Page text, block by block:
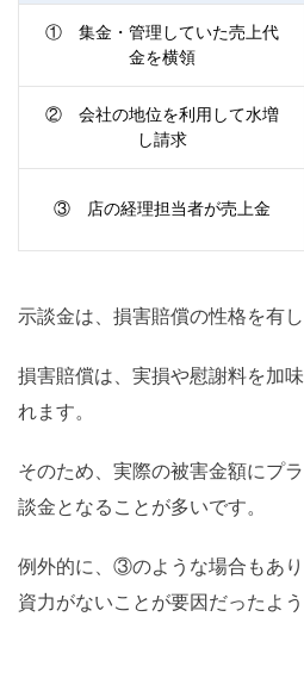
① 集金・管理していた売上代
金を横領
② 会社の地位を利用して水増
し請求
③ 店の経理担当者が売上金
示談金は、損害賠償の性格を有し
損害賠償は、実損や慰謝料を加
れます。
そのため、実際の被害金額にプ
談金となることが多いです。
例外的に、③のような場合もあ
資力がないことが要因だったよう